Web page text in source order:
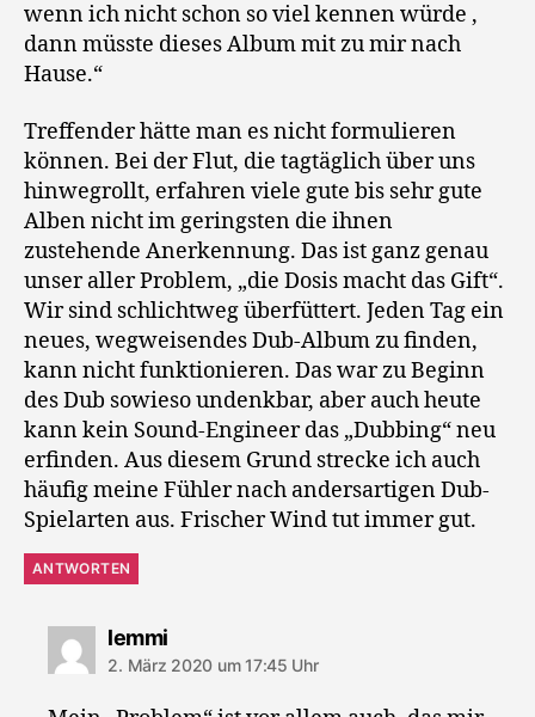
wenn ich nicht schon so viel kennen würde ,
dann müsste dieses Album mit zu mir nach
Hause.“
Treffender hätte man es nicht formulieren
können. Bei der Flut, die tagtäglich über uns
hinwegrollt, erfahren viele gute bis sehr gute
Alben nicht im geringsten die ihnen
zustehende Anerkennung. Das ist ganz genau
unser aller Problem, „die Dosis macht das Gift“.
Wir sind schlichtweg überfüttert. Jeden Tag ein
neues, wegweisendes Dub-Album zu finden,
kann nicht funktionieren. Das war zu Beginn
des Dub sowieso undenkbar, aber auch heute
kann kein Sound-Engineer das „Dubbing“ neu
erfinden. Aus diesem Grund strecke ich auch
häufig meine Fühler nach andersartigen Dub-
Spielarten aus. Frischer Wind tut immer gut.
ANTWORTEN
lemmisagt:
2. März 2020 um 17:45 Uhr